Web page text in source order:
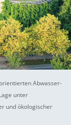
Abwasser-
unter
und ökologischer